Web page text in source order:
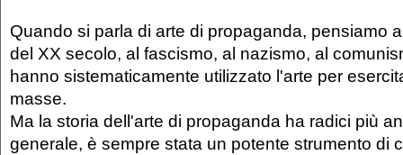
Quando si parla di arte di propaganda, pensiamo
del XX secolo, al fascismo, al nazismo, al
hanno sistematicamente utilizzato l'arte per
masse.
Ma la storia dell'arte di propaganda ha radici più
generale, è sempre stata un potente strumento di